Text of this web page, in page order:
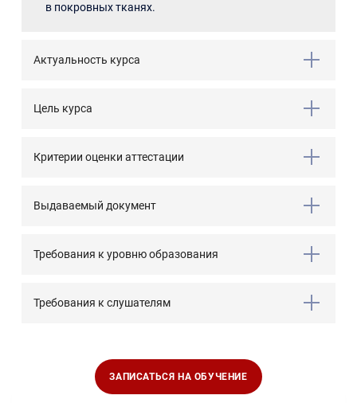
в покровных тканях.
Актуальность курса
Цель курса
Критерии оценки аттестации
Выдаваемый документ
Требования к уровню образования
Требования к слушателям
ЗАПИСАТЬСЯ НА ОБУЧЕНИЕ